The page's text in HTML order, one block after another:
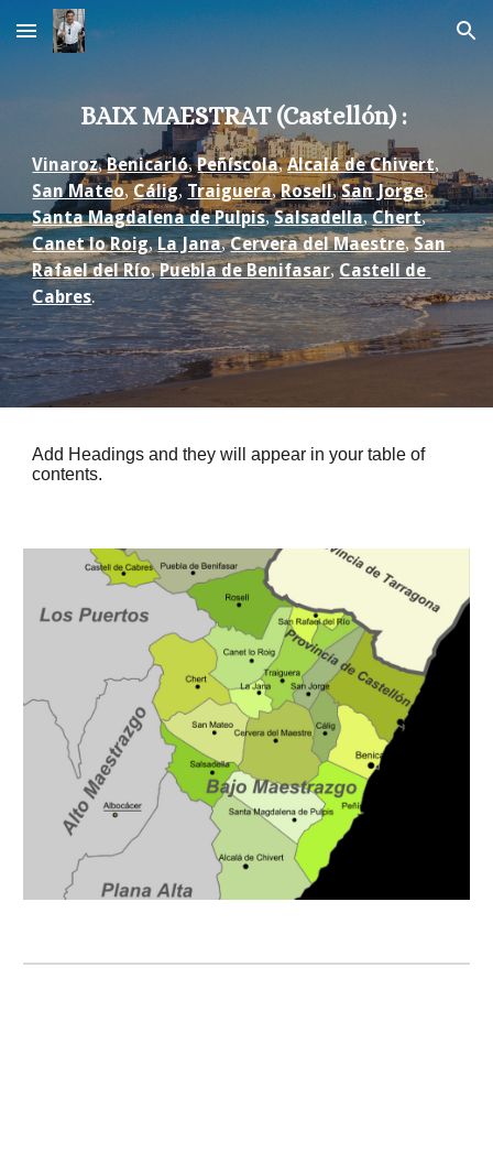
Skip to main content Skip to navigation
BAIX MAESTRAT (Castellón) :
Vinaroz, Benicarló, Peñíscola, Alcalá de Chivert
San Mateo, Cálig, Traiguera, Rosell, San Jorge ,
Santa Magdalena de Pulpis, Salsadella, Chert ,
Canet lo Roig, La Jana, Cervera del Maestre, San
Rafael del Río, Puebla de Benifasar, Castell de
Cabres.
Add Headings and they will appear in your table of
contents.